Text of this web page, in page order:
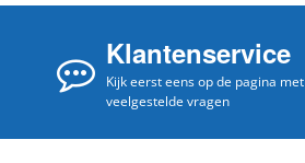
Klantenservice
Kijk eerst eens op de pagina met
veelgestelde vragen